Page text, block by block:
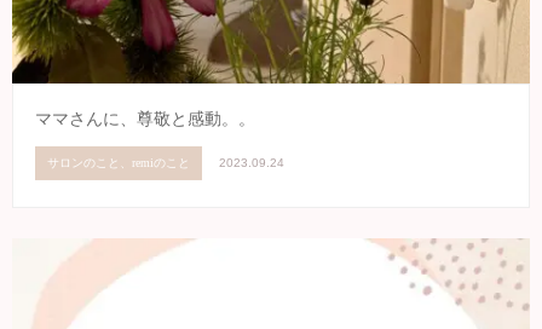
ママさんに、尊敬と感動。。
サロンのこと、remiのこと 2023.09.24